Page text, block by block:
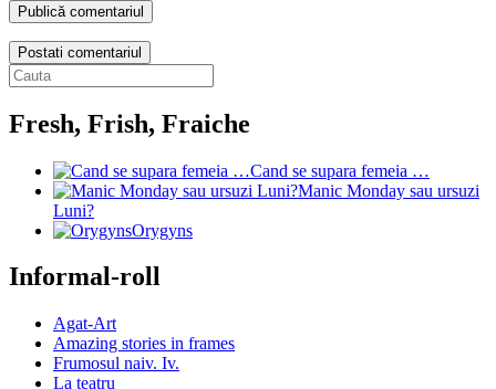
Postati comentariul
Fresh, Frish, Fraiche
Cand se supara femeia …
Manic Monday sau ursuzi
Luni?
Orygyns
Informal-roll
Agat-Art
Amazing stories in frames
Frumosul naiv. Iv.
La teatru